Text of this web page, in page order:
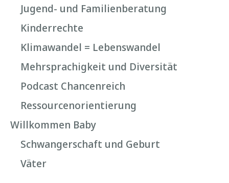
Jugend- und Familienberatung
Kinderrechte
Klimawandel = Lebenswandel
Mehrsprachigkeit und Diversität
Podcast Chancenreich
Ressourcenorientierung
Willkommen Baby
Schwangerschaft und Geburt
Väter